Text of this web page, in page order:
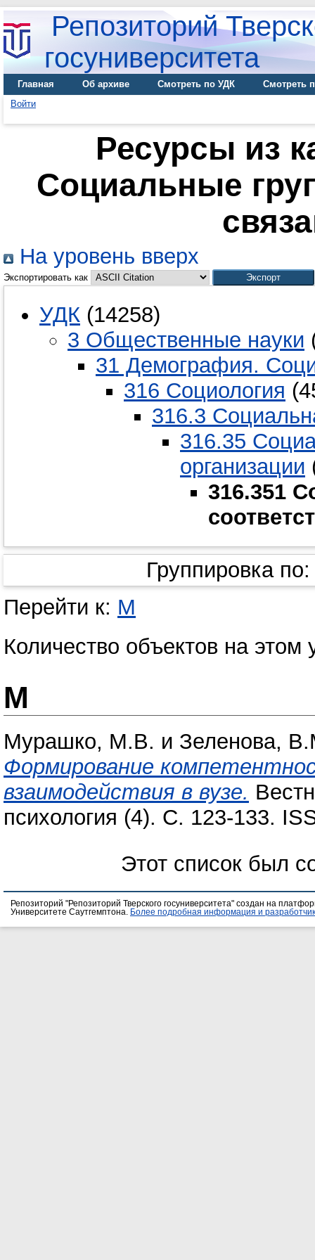
Репозиторий
госуниверситета
Главная Об архиве Смотреть по УДК
Смотреть
Войти
Ресурсы из
Социальные
На уровень вверх
Экспортировать как
УДК (14258)
3 Общественные науки
31 Демография.
316 Социология
316.3
316.35
организации
316.351
Группировка
Перейти к: М
Количество объектов на этом
М
Мурашко, М.В. и Зеленова,
Формирование
взаимодействия в вузе.
психология (4). С. 123-133.
Этот список был
Репозиторий "Репозиторий Тверского госуниверситета" создан на
Университете Саутгемптона.
Более подробная информация и